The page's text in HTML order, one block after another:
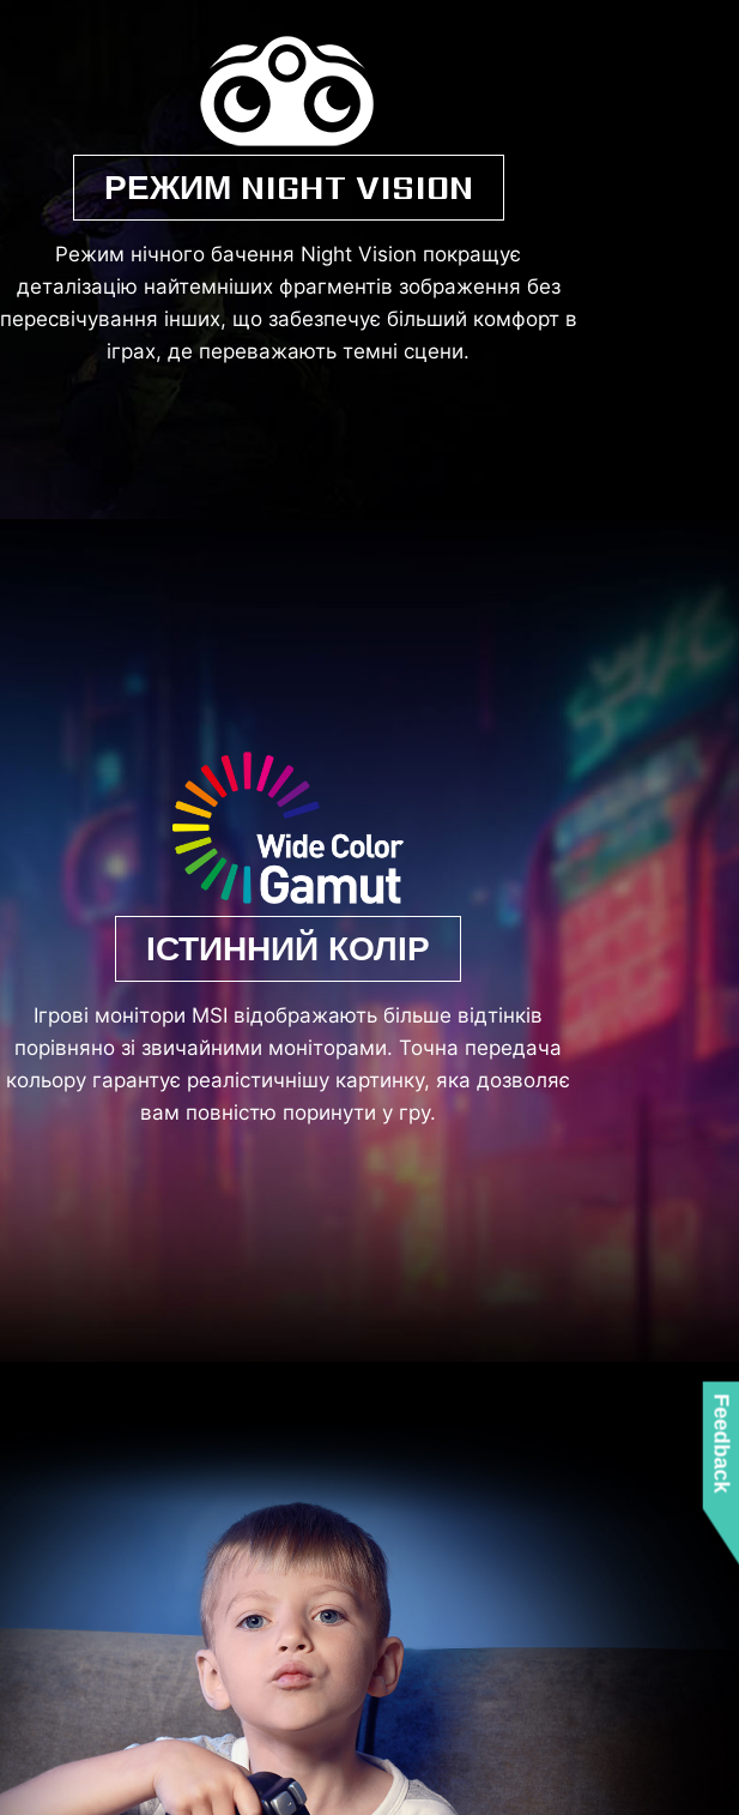
РЕЖИМ NIGHT VISION
Режим нічного бачення Night Vision покращує
деталізацію найтемніших фрагментів зображення без
пересвічування інших, що забезпечує більший комфорт в
іграх, де переважають темні сцени.
ІСТИННИЙ КОЛІР
Ігрові монітори MSI відображають більше відтінків
порівняно зі звичайними моніторами. Точна передача
кольору гарантує реалістичнішу картинку, яка дозволяє
вам повністю поринути у гру.
Feedback